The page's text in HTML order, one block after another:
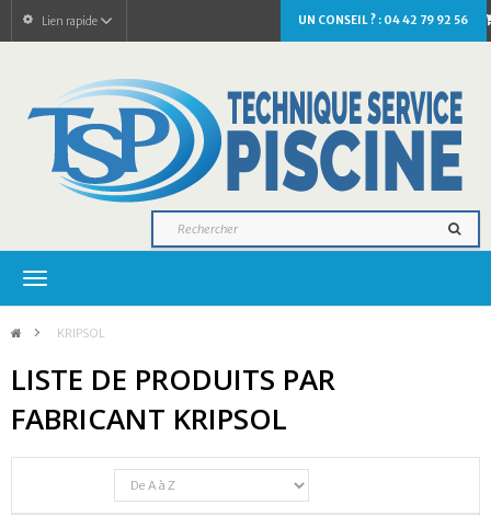
UN CONSEIL ? : 04 42 79 92 56
Lien rapide
Navigation
> KRIPSOL
LISTE DE PRODUITS PAR
FABRICANT KRIPSOL